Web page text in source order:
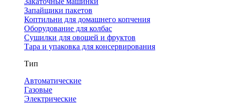
Запайщики пакетов
Коптильни для домашнего копчения
Оборудование для колбас
Сушилки для овощей и фруктов
Тара и упаковка для консервирования
Тип
Автоматические
Газовые
Электрические